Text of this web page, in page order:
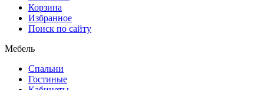
Корзина
Избранное
Поиск по сайту
Мебель
Спальни
Гостиные